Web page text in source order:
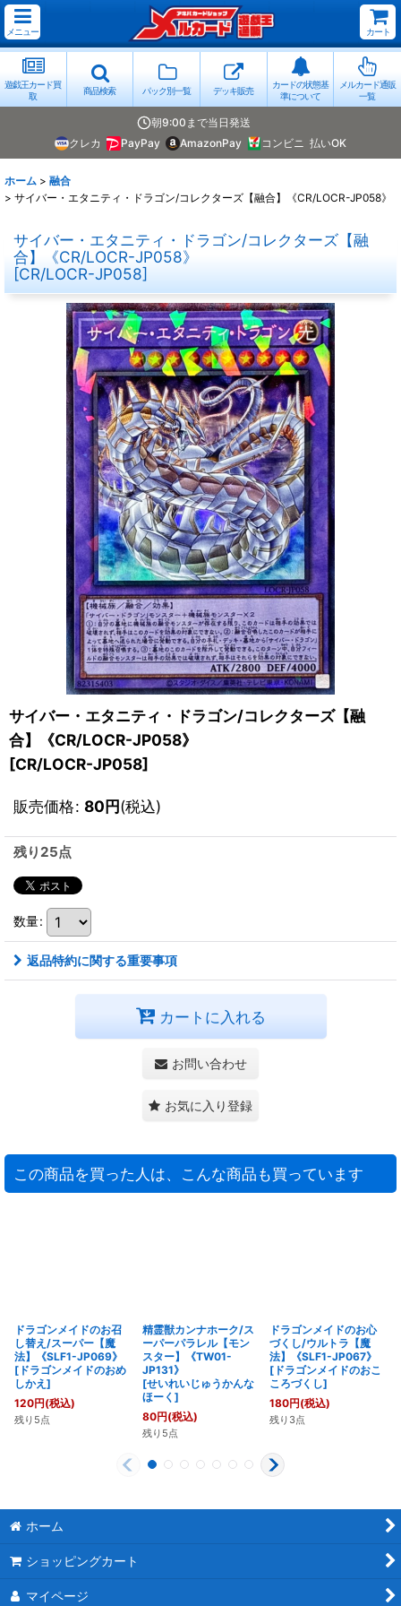
メニュー カート
遊戯王カード買
取
商品検索 パック別一覧 デッキ販売
カードの状態基
準について
メルカード通販
一覧
朝9:00まで当日発送
クレカ
PayPay AmazonPay コンビニ 払いOK
ホーム > 融合
> サイバー・エタニティ・ドラゴン/コレクターズ【融合】《CR/LOCR-JP058》
サイバー・エタニティ・ドラゴン/コレクターズ【融
合】《CR/LOCR-JP058》
[CR/LOCR-JP058]
サイバー・エタニティ・ドラゴン/コレクターズ【融
合】《CR/LOCR-JP058》
[CR/LOCR-JP058]
販売価格: 80円(税込)
残り25点
数量:
返品特約に関する重要事項
カートに入れる
お問い合わせ
お気に入り登録
この商品を買った人は、こんな商品も買っています
ドラゴンメイドのお召
し替え/スーパー【魔
法】《SLF1-JP069》
[ ドラゴンメイドのおめ
しかえ ]
120円(税込)
残り5点
精霊獣カンナホーク/ス
ーパーパラレル【モン
スター】《TW01-
JP131》
[せいれいじゅうかんな
ほーく ]
80円(税込)
残り5点
ドラゴンメイドのお心
づくし/ウルトラ【魔
法】《SLF1-JP067》
[ ドラゴンメイドのおこ
ころづくし]
180円(税込)
残り3点
ホーム
ショッピングカート
マイページ